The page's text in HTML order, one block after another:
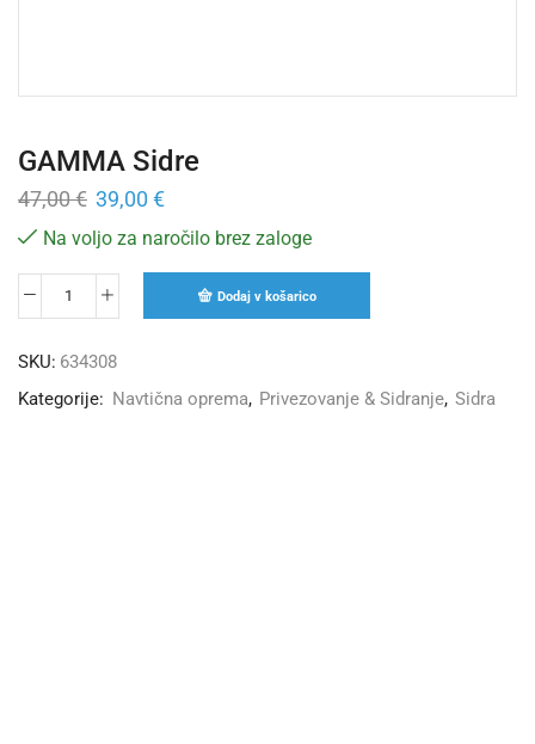
GAMMA Sidre
47,00€ 39,00 €
Na voljo za naročilo brez zaloge
Dodaj v košarico
SKU: 634308
Kategorije: Navtična oprema, Privezovanje & Sidranje, Sidra